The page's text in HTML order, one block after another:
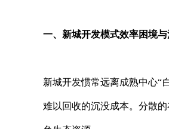
一、新城开发模式效率困境
新城开发惯常远离成熟中心“
难以回收的沉没成本。分散